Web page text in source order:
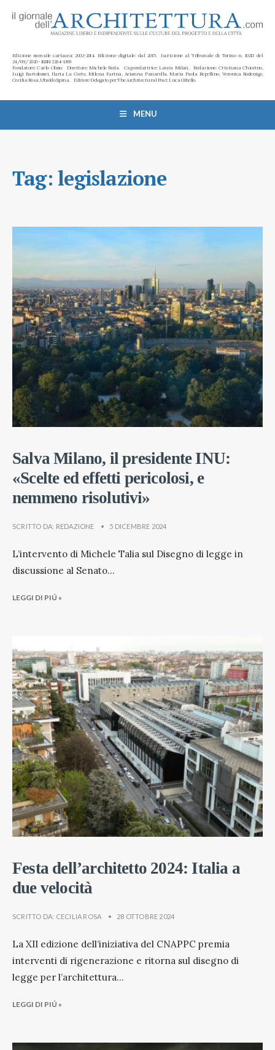
Edizione mensile cartacea: 2002-2014. Edizione digitale: dal 2015. Iscrizione al Tribunale di Torino n. 10213 del
24/09/2020 - ISSN 2284-1369
Fondatore: Carlo Olmo. Direttore: Michele Roda. Caporedattrice: Laura Milan. Redazione: Cristiana Chiorino,
Luigi Bartolomei, Ilaria La Corte, Milena Farina, Arianna Panarella, Maria Paola Repellino, Veronica Rodenigo,
Cecilia Rosa, Ubaldo Spina. Editore Delegato per The Architectural Post: Luca Gibello.
MENU
Tag:legislazione
Salva Milano, il presidente INU:
«Scelte ed effetti pericolosi, e
nemmeno risolutivi»
SCRITTO DA: REDAZIONE • 5 DICEMBRE 2024
L’intervento di Michele Talia sul Disegno di legge in
discussione al Senato...
LEGGI DI PIÚ »
Festa dell’architetto 2024: Italia a
due velocità
SCRITTO DA: CECILIA ROSA • 28 OTTOBRE 2024
La XII edizione dell’iniziativa del CNAPPC premia
interventi di rigenerazione e ritorna sul disegno di
legge per l’architettura...
LEGGI DI PIÚ »